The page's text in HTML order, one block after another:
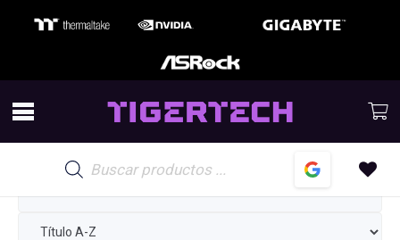
de
productos
ARMA TU PC INTEL
Paso 10: Monitor
Por favor seleccione su producto
Anterior Próximo paso